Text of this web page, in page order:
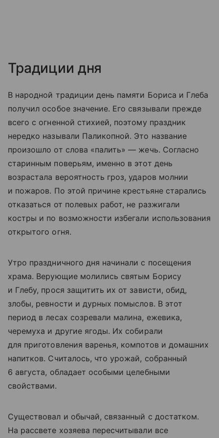
Традиции дня
В народной традиции день памяти Бориса и Глеба
получил особое значение. Его связывали прежде
всего с огненной стихией, поэтому праздник
нередко называли Паликопной. Это название
произошло от слова «палить» — жечь. Согласно
старинным поверьям, именно в этот день
возрастала вероятность гроз, ударов молнии
и пожаров. По этой причине крестьяне старались
отказаться от полевых работ, не разжигали
костры и по возможности избегали использования
открытого огня.
Утро праздничного дня начинали с посещения
храма. Верующие молились святым Борису
и Глебу, прося защитить их от зависти, обид,
злобы, ревности и дурных помыслов. В этот
период в лесах созревали малина, ежевика,
черемуха и другие ягоды. Их собирали
для приготовления варенья, компотов и домашних
напитков. Считалось, что урожай, собранный
6 августа, обладает особыми целебными
свойствами.
Существовал и обычай, связанный с достатком.
На рассвете хозяева пересчитывали все